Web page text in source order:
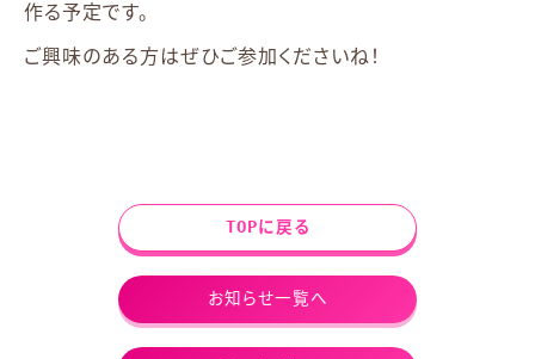
作る予定です。
ご興味のある方はぜひご参加くださいね！
TOPに戻る
お知らせ一覧へ